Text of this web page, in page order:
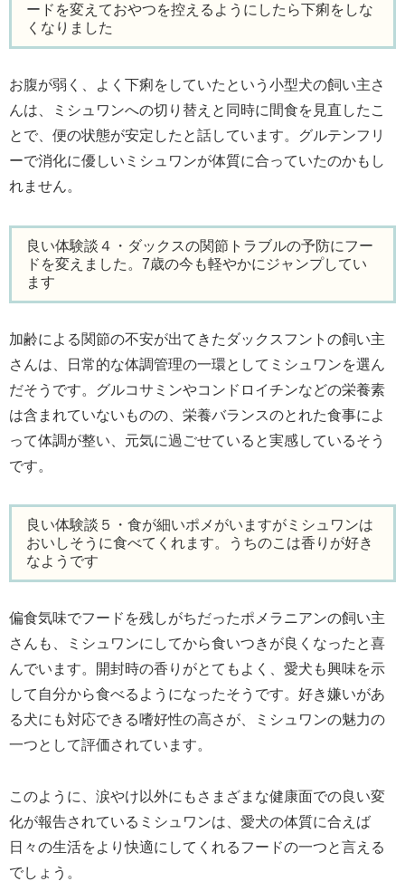
ードを変えておやつを控えるようにしたら下痢をしな
くなりました
お腹が弱く、よく下痢をしていたという小型犬の飼い主さ
んは、ミシュワンへの切り替えと同時に間食を見直したこ
とで、便の状態が安定したと話しています。グルテンフリ
ーで消化に優しいミシュワンが体質に合っていたのかもし
れません。
良い体験談４・ダックスの関節トラブルの予防にフー
ドを変えました。7歳の今も軽やかにジャンプしてい
ます
加齢による関節の不安が出てきたダックスフントの飼い主
さんは、日常的な体調管理の一環としてミシュワンを選ん
だそうです。グルコサミンやコンドロイチンなどの栄養素
は含まれていないものの、栄養バランスのとれた食事によ
って体調が整い、元気に過ごせていると実感しているそう
です。
良い体験談５・食が細いポメがいますがミシュワンは
おいしそうに食べてくれます。うちのこは香りが好き
なようです
偏食気味でフードを残しがちだったポメラニアンの飼い主
さんも、ミシュワンにしてから食いつきが良くなったと喜
んでいます。開封時の香りがとてもよく、愛犬も興味を示
して自分から食べるようになったそうです。好き嫌いがあ
る犬にも対応できる嗜好性の高さが、ミシュワンの魅力の
一つとして評価されています。
このように、涙やけ以外にもさまざまな健康面での良い変
化が報告されているミシュワンは、愛犬の体質に合えば
日々の生活をより快適にしてくれるフードの一つと言える
でしょう。